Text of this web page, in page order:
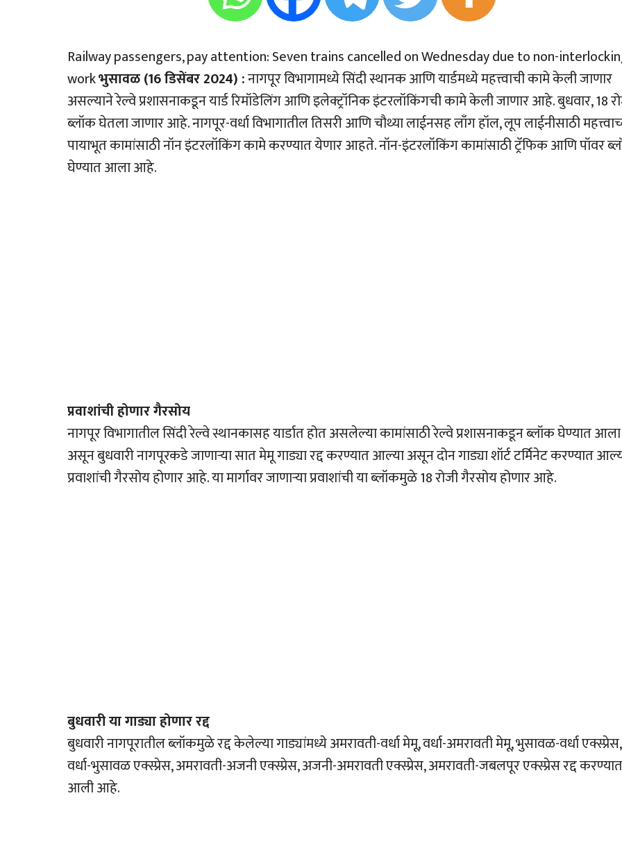
Railway passengers, pay attention: Seven trains cancelled on Wednesday due to non-
workभुसावळ (16 डिसेंबर 2024) :नागपूर विभागामध्ये सिंदी स्थानक आणि यार्डमध्ये महत्त्वाची कामे केली जाणार
असल्याने रेल्वे प्रशासनाकडून यार्ड रिमॉडेलिंग आणि इलेक्ट्रॉनिक इंटरलॉकिंगची कामे केली जाणार आहे. बुधवार, 18
ब्लॉक घेतला जाणार आहे. नागपूर-वर्धा विभागातील तिसरी आणि चौथ्या लाईनसह लाँग हॉल, लूप लाईनीसाठी
पायाभूत कामांसाठी नॉन इंटरलॉकिंग कामे करण्यात येणार आहते. नॉन-इंटरलॉकिंग कामांसाठी ट्रॅफिक आणि पॉवर
घेण्यात आला आहे.
प्रवाशांची होणार गैरसोय
नागपूर विभागातील सिंदी रेल्वे स्थानकासह यार्डात होत असलेल्या कामांसाठी रेल्वे प्रशासनाकडून ब्लॉक घेण्यात आला
असून बुधवारी नागपूरकडे जाणार्‍या सात मेमू गाड्या रद्द करण्यात आल्या असून दोन गाड्या शॉर्ट टर्मिनेट करण्यात
प्रवाशांची गैरसोय होणार आहे. या मार्गावर जाणार्‍या प्रवाशांची या ब्लॉकमुळे 18 रोजी गैरसोय होणार आहे.
बुधवारी या गाड्या होणार रद्द
बुधवारी नागपूरातील ब्लॉकमुळे रद्द केलेल्या गाड्यांमध्ये अमरावती-वर्धा मेमू, वर्धा-अमरावती मेमू, भुसावळ-वर्धा एक्स्प्रेस,
वर्धा-भुसावळ एक्स्प्रेस, अमरावती-अजनी एक्स्प्रेस, अजनी-अमरावती एक्स्प्रेस, अमरावती-जबलपूर एक्स्प्रेस रद्द करण्यात
आली आहे.